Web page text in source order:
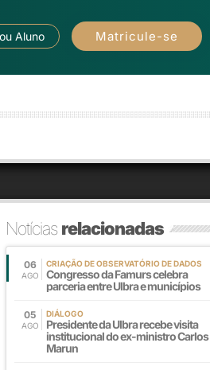
Aluno Matricule-se
Notíciasrelacionadas
06
AGO
CRIAÇÃO DE OBSERVATÓRIO DE DADOS
Congresso da Famurs celebra
parceria entre Ulbra e municípios
05
AGO
DIÁLOGO
Presidente da Ulbra recebe visita
institucional do ex-ministro Carlos
Marun